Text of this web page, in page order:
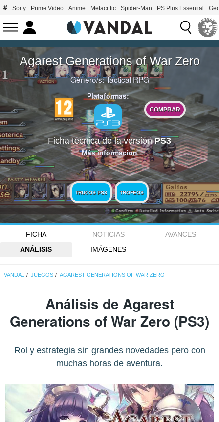
Sony Prime Video Anime Metacritic Spider-Man PS Plus Essential
Agarest Generations of War Zero
Género/s:Tactical RPG
Plataformas:
COMPRAR
Ficha técnica de la versiónPS3
Más información
TRUCOS PS3 TROFEOS
FICHA NOTICIAS
AVANCES
ANÁLISIS
IMÁGENES
VANDAL JUEGOS AGAREST GENERATIONS OF WAR ZERO
Análisis de Agarest
Generations of War Zero (PS3)
Rol y estrategia sin grandes novedades pero con
muchas horas de aventura.